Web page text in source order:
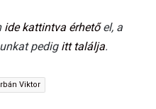
ide kattintva érhetőel, a
pedig itt találja.
Viktor